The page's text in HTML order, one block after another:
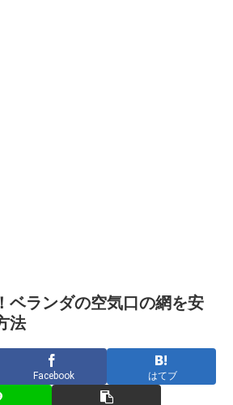
ベランダの空気口の網を安
法
Facebook はてブ